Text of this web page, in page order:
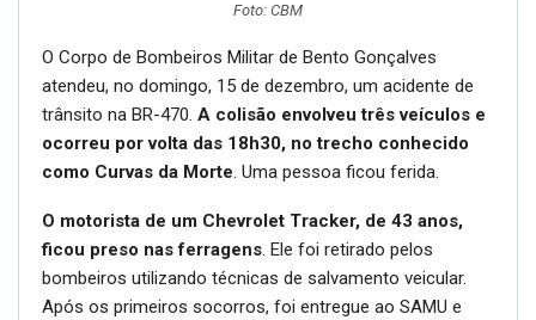
Foto: CBM
O Corpo de Bombeiros Militar de Bento Gonçalves
atendeu, no domingo, 15 de dezembro, um acidente de
trânsito na BR-470. A colisão envolveu três veículos e
ocorreu por volta das 18h30, no trecho conhecido
como Curvas da Morte. Uma pessoa ficou ferida.
O motorista de um Chevrolet Tracker, de 43 anos,
ficou preso nas ferragens. Ele foi retirado pelos
bombeiros utilizando técnicas de salvamento veicular.
Após os primeiros socorros, foi entregue ao SAMU e